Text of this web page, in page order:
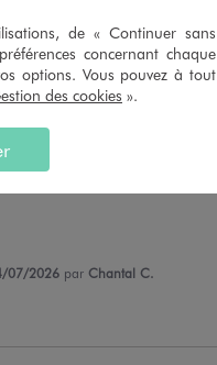
07/2026 parFrancoise B.
07/2026 par Chantal C.
de « Continuer sans
concernant chaque
options. Vous pouvez à tout
des cookies ».